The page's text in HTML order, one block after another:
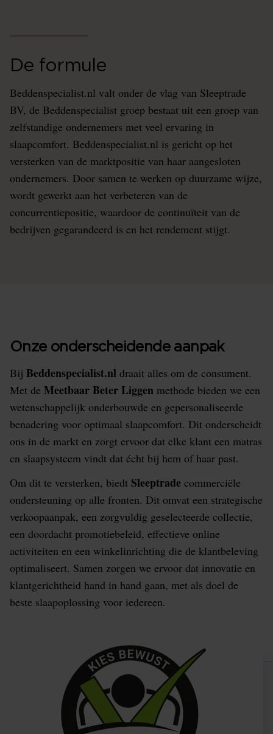
De formule
Beddenspecialist.nl valt onder de vlag van Sleeptrade
BV, de Beddenspecialist groep bestaat uit een groep van
zelfstandige ondernemers met veel ervaring in
slaapcomfort. Beddenspecialist.nl is gericht op het
versterken van de marktpositie van haar aangesloten
ondernemers. Door samen te werken op duurzame wijze,
wordt gewerkt aan het verbeteren van de
concurrentiepositie, waardoor de continuïteit van de
bedrijven gegarandeerd is en het rendement stijgt.
Onze onderscheidende aanpak
Bij Beddenspecialist.nl draait alles om de consument.
Met de Meetbaar Beter Liggen methode bieden we een
wetenschappelijk onderbouwde en gepersonaliseerde
benadering voor optimaal slaapcomfort. Dit onderscheidt
ons in de markt en zorgt ervoor dat elke klant een matras
en slaapsysteem vindt dat écht bij hem of haar past.
Om dit te versterken, biedt Sleeptrade commerciële
ondersteuning op alle fronten. Dit omvat een strategische
verkoopaanpak, een zorgvuldig geselecteerde collectie,
een doordacht promotiebeleid, effectieve online
activiteiten en een winkelinrichting die de klantbeleving
optimaliseert. Samen zorgen we ervoor dat innovatie en
klantgerichtheid hand in hand gaan, met als doel de
beste slaapoplossing voor iedereen.